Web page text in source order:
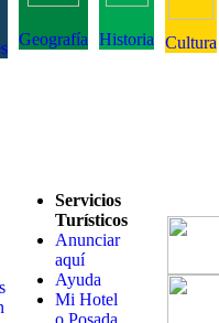
Geografía Historia Cultura
Servicios
Turísticos
Anunciar
aquí
Ayuda
Mi Hotel
o Posada